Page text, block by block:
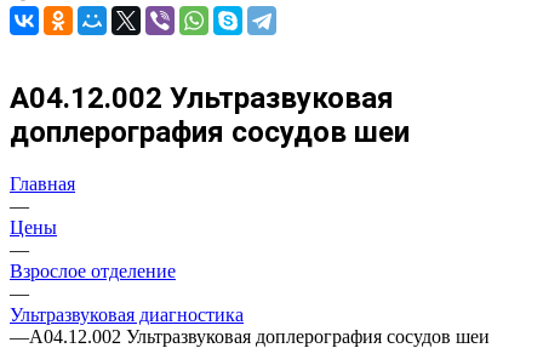
А04.12.002 Ультразвуковая
доплерография сосудов шеи
Главная
—
Цены
—
Взрослое отделение
—
Ультразвуковая диагностика
—А04.12.002 Ультразвуковая доплерография сосудов шеи